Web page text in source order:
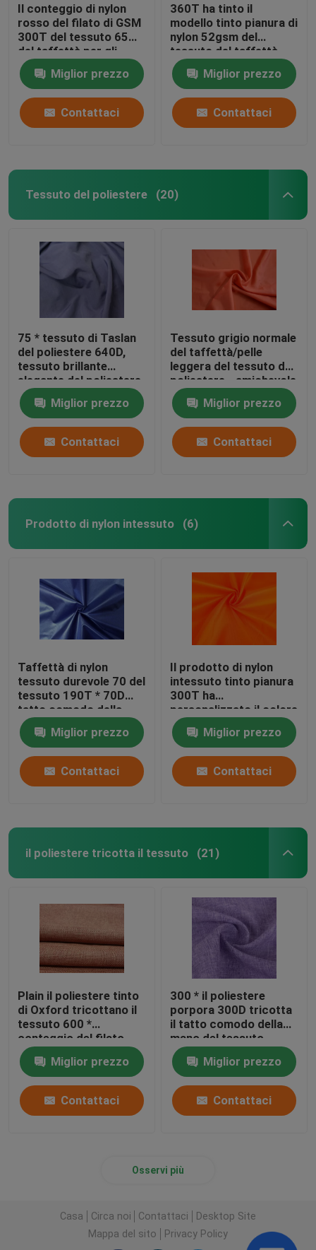
Il conteggio di nylon
rosso del filato di GSM
300T del tessuto 65
del taffettà per gli
sport del rivestimento
dura
Miglior prezzo
Contattaci
360T ha tinto il
modello tinto pianura di
nylon 52gsm del
tessuto del taffettà
per il panno della borsa
Miglior prezzo
Contattaci
Tessuto del poliestere (20)
75 * tessuto di Taslan
del poliestere 640D,
tessuto brillante
elegante del poliestere
da 150 GSM
Miglior prezzo
Contattaci
Tessuto grigio normale
del taffettà/pelle
leggera del tessuto del
poliestere - amichevole
Miglior prezzo
Contattaci
Prodotto di nylon intessuto (6)
Taffettà di nylon
tessuto durevole 70 del
tessuto 190T * 70D
tatto comodo della
mano da 58 GSM
Miglior prezzo
Contattaci
Il prodotto di nylon
intessuto tinto pianura
300T ha
personalizzato il colore
per gli abiti sportivi
Miglior prezzo
Contattaci
il poliestere tricotta il tessuto (21)
Plain il poliestere tinto
di Oxford tricottano il
tessuto 600 *
conteggio del filato
600D 320 GSM per il
panno della borsa
Miglior prezzo
Contattaci
300 * il poliestere
porpora 300D tricotta
il tatto comodo della
mano del tessuto
lavabile
Miglior prezzo
Contattaci
Osservi più
Casa Circa noi Contattaci
Desktop Site
Mappa del sito
Privacy Policy